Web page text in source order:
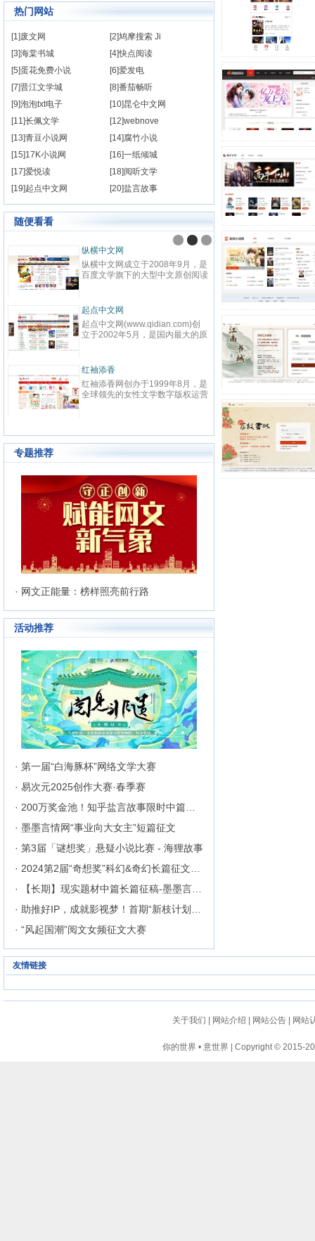
热门网站
[1]废文网
[2]鸠摩搜索 Ji
[3]海棠书城
[4]快点阅读
[5]蛋花免费小说
[6]爱发电
[7]晋江文学城
[8]番茄畅听
[9]泡泡txt电子
[10]昆仑中文网
[11]长佩文学
[12]webnove
[13]青豆小说网
[14]腐竹小说
[15]17K小说网
[16]一纸倾城
[17]爱悦读
[18]阅听文学
[19]起点中文网
[20]盐言故事
随便看看
纵横中文网
纵横中文网成立于2008年9月，是
百度文学旗下的大型中文原创阅读
鼎、激扬与全球化扩展，力求打造
最具主流影响力与商业价值的综合
文化平台，扶助并引导大师级作者
与史诗级作品的产生，推动中华文
优秀品牌与资源，深入贯穿线上阅
读，线下出版、动漫改编、游戏改
编、影视改编等整条文化产业链。
经过多年努力，纵横中文网取得了
6000万，成为国内一流的中文原
创文学类专业网站。
17K
17K
国
下，
先在
之一
版机
在深
以“
力于
机构
使命
知名
500
起点中文网
起点中文网(www.qidian.com)创
立于2002年5月，是国内最大的原
下。起点中文网以推动中国原创文
学事业为宗旨，长期致力于原创文
学作者的挖掘与培养，并取得了巨
大成果
意世
意
说读
目标
搭建
小说
而诞
求、
品佳
站、
红袖添香
红袖添香网创办于1999年8月，是
全球领先的女性文学数字版权运营
准的原创书库。红袖添香为超过
文、杂文、诗歌、歌词、剧本、日
务，在言情、职场小说等女性文学
写作及出版领域独占高地。网站拥
有长、短篇原创作品总量超过192
万部（篇），日浏览量最高超过
5600万次。
潇湘
潇湘
原创
创作
成为
体中
专题推荐
· 网文正能量：榜样照亮前行路
活动推荐
· 第一届“白海豚杯”网络文学大赛
· 易次元2025创作大赛·春季赛
· 墨墨言情网“事业向大女主”短篇征文
· 第3届「谜想奖」悬疑小说比赛 - 海狸故事
· “风起国潮”阅文女频征文大赛
友情链接
关于我们 网站介绍 网站公告 网站
你的世界 • 意世界 | Copyright © 2015-